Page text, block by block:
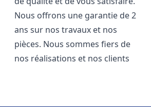
Nous offrons une garantie de 2
ans sur nos travaux et nos
pièces. Nous sommes fiers de
nos réalisations et nos clients